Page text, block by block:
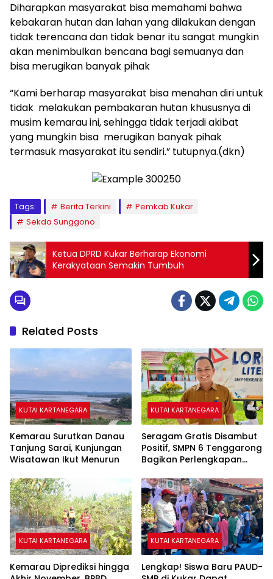
Diharapkan masyarakat bisa memahami bahwa
kebakaran hutan dan lahan yang dilakukan dengan
tidak terencana dan tidak benar itu sangat mungkin
akan menimbulkan bencana bagi semuanya dan
bisa merugikan banyak pihak
“Kami berharap masyarakat bisa menahan diri untuk
tidak melakukan pembakaran hutan khususnya di
musim kemarau ini, sehingga tidak terjadi akibat
yang mungkin bisa merugikan banyak pihak
termasuk masyarakat itu sendiri.” tutupnya.(dkn)
Tags: Berita Terkini
Pemkab Kukar
Sekda Sunggono
Ketua DPRD Kukar Berharap Ekonomi
Kerakyataan Semakin Tumbuh
Related Posts
KUTAI KARTANEGARA
Kemarau Surutkan Danau
Tanjung Sarai, Kunjungan
Wisatawan Ikut Menurun
KUTAI KARTANEGARA
Seragam Gratis Disambut
Positif, SMPN 6 Tenggarong
Bagikan Perlengkapan
KUTAI KARTANEGARA
Kemarau Diprediksi hingga
KUTAI KARTANEGARA
Lengkap! Siswa Baru PAUD-